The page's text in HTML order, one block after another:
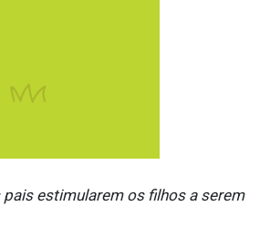
estimularem os filhos a serem